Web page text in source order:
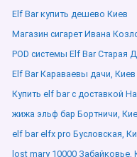
Elf Bar купить дешево Киев
Магазин сигарет Ивана
POD системы Elf Bar Старая
Elf Bar Караваевы дачи, Киев
Купить elf bar с доставкой
жижа эльф бар Бортничи,
elf bar elfx pro Бусловская,
lost mary 10000 Забайковье,